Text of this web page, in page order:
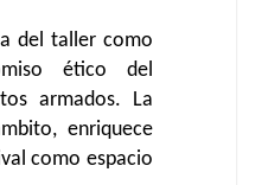
del taller como
ético del
armados. La
enriquece
como espacio